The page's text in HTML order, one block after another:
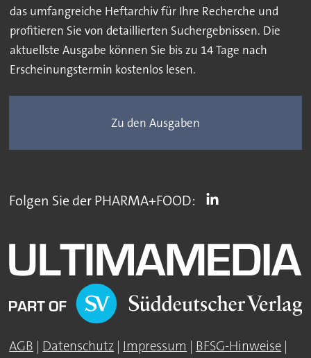
das umfangreiche Heftarchiv für Ihre Recherche und
profitieren Sie von detaillierten Suchergebnissen. Die
aktuellste Ausgabe können Sie bis zu 14 Tage nach
Erscheinungstermin kostenlos lesen.
Zu den Ausgaben
Folgen Sie der PHARMA+FOOD:
AGB | Datenschutz | Impressum | BFSG-Hinweise |